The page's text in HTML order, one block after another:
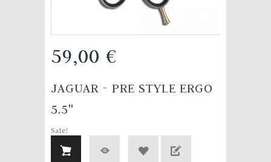
59,00 €
JAGUAR - PRE STYLE ERGO
5.5"
Sale!